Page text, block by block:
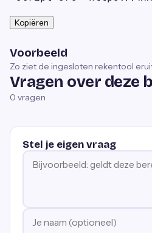
Kopiëren
Voorbeeld
Zo ziet de ingesloten rekentool
Vragen over deze
0 vragen
Stel je eigen vraag